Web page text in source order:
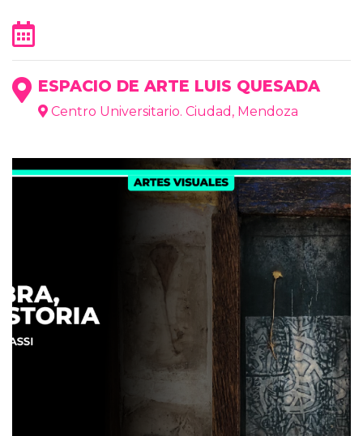
ESPACIO DE ARTE LUIS QUESADA
Centro Universitario. Ciudad, Mendoza